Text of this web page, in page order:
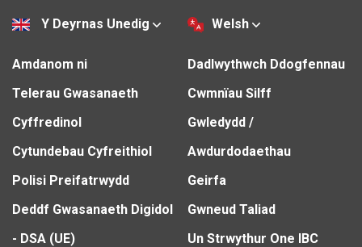
Y Deyrnas Unedig Welsh
Amdanom ni
Telerau Gwasanaeth
Cyffredinol
Cytundebau Cyfreithiol
Polisi Preifatrwydd
Deddf Gwasanaeth Digidol
- DSA (UE)
Dadlwythwch Ddogfennau
Cwmnïau Silff
Gwledydd /
Awdurdodaethau
Geirfa
Gwneud Taliad
Un Strwythur One IBC